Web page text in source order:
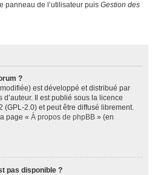
panneau de l’utilisateur puis Gestion des
?
est développé et distribué par
d’auteur. Il est publié sous la licence
2.0) et peut être diffusé librement.
page « À propos de phpBB » (en
pas disponible ?